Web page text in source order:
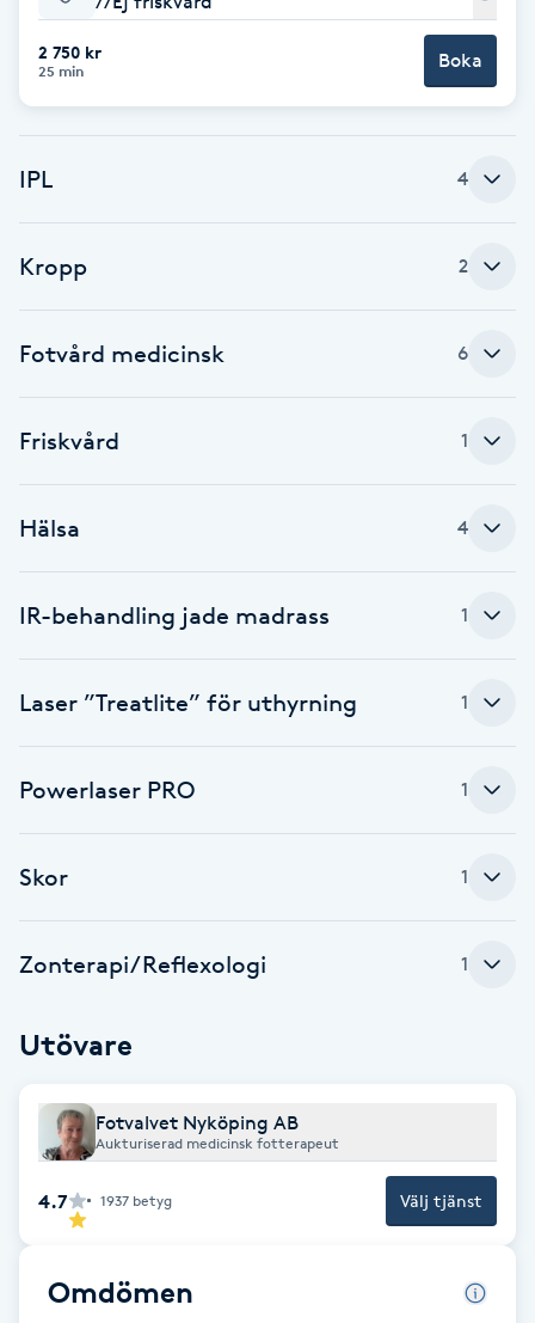
Babylights
Balayage
Bambumassage
Barnklippning
Blowout
Brynformning
Brynplockning
Bröllopsuppsättning
Celluliter
Dermapen
Diamantslipning
2 750 kr
25 min Boka
IPL 4
Kropp 2
Fotvård medicinsk 6
Friskvård 1
Hälsa 4
IR-behandling jade madrass 1
Laser ”Treatlite” för uthyrning 1
Powerlaser PRO 1
Skor 1
Zonterapi/Reflexologi 1
Utövare
Fotvalvet Nyköping AB
Aukturiserad medicinsk fotterapeut
4.7 1937 betyg Välj tjänst
Omdömen